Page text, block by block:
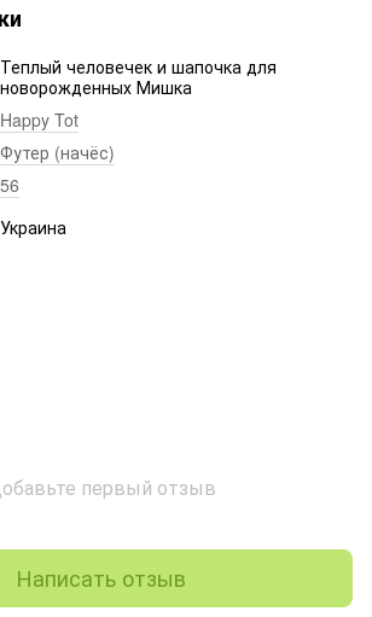
Теплый человечек и шапочка для
новорожденных Мишка
Happy Tot
Футер (начёс)
56
Украина
первый отзыв
Написать отзыв